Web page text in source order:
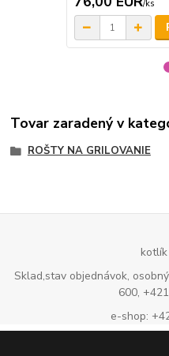
/ks
Tovar zaradený v
ROŠTY NA GRILOVANIE
Sklad,stav objednávok,
600,
e-shop: